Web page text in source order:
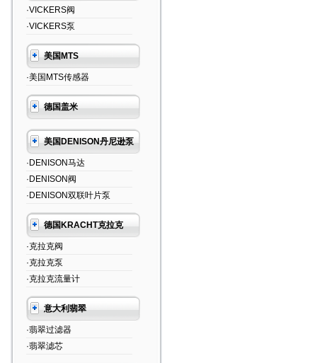
·VICKERS阀
·VICKERS泵
美国MTS
·美国MTS传感器
德国盖米
美国DENISON丹尼逊泵
·DENISON马达
·DENISON阀
·DENISON双联叶片泵
德国KRACHT克拉克
·克拉克阀
·克拉克泵
·克拉克流量计
意大利翡翠
·翡翠过滤器
·翡翠滤芯